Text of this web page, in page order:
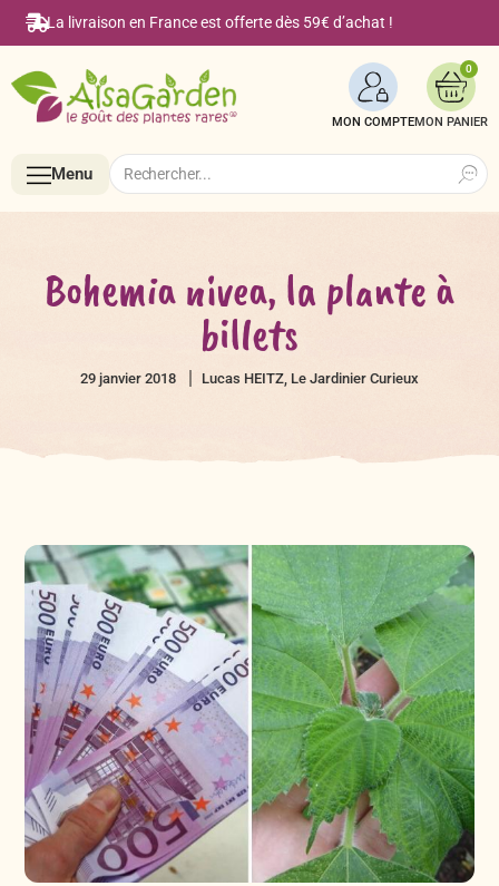
La livraison en France est offerte dès 59€ d’achat !
MON COMPTE
0
Menu
Légumes & Potagères
Aromatiques & Comestibles
Fleurs, Prairies, Engrais verts
Accesoires de Jardinage
Coffrets & Idées Cadeaux
Jardinage au naturel
Découvertes végétales
Plantes & Gastronomie
Bricolage & Inspirations
Notre philosophie
Ateliers & Evènements
Visitez notre magasin
Maraichers & Revendeurs
Search
for:
Bohemia nivea, la plante à
billets
29 janvier 2018 Lucas HEITZ, Le Jardinier Curieux